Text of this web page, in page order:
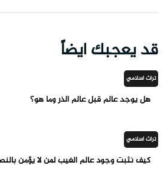
قد يعجبك ايضاً
تراث اسلامي
هل يوجد عالم قبل عالم الذر وما هو؟
تراث اسلامي
كيف نثبت وجود عالم الغيب لمن لا يؤمن